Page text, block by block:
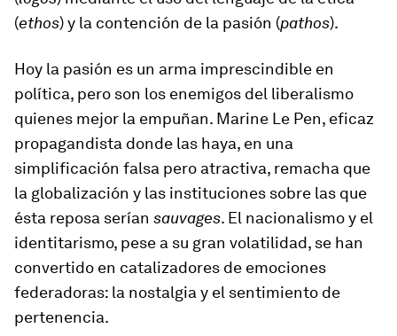
(ethos) y la contención de la pasión (pathos).
Hoy la pasión es un arma imprescindible en
política, pero son los enemigos del liberalismo
quienes mejor la empuñan. Marine Le Pen, eficaz
propagandista donde las haya, en una
simplificación falsa pero atractiva, remacha que
la globalización y las instituciones sobre las que
ésta reposa serían sauvages. El nacionalismo y el
identitarismo, pese a su gran volatilidad, se han
convertido en catalizadores de emociones
federadoras: la nostalgia y el sentimiento de
pertenencia.